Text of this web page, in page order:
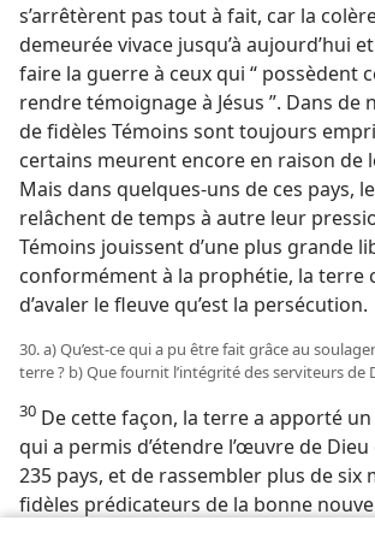
s’arrêtèrent pas tout à fait, car la
demeurée vivace jusqu’à aujourd’hui
faire la guerre à ceux qui “ possèdent
rendre témoignage à Jésus ”. Dans de
de fidèles Témoins sont toujours
certains meurent encore en raison de
Mais dans quelques-uns de ces pays,
relâchent de temps à autre leur
Témoins jouissent d’une plus grande
conformément à la prophétie, la terre
d’avaler le fleuve qu’est la persécution.
30. a) Qu’est-​ce qui a pu être fait grâce au
terre ? b) Que fournit l’intégrité des serviteurs de
30 De cette façon, la terre a apporté
qui a permis d’étendre l’œuvre de
235 pays, et de rassembler plus de six
fidèles prédicateurs de la bonne